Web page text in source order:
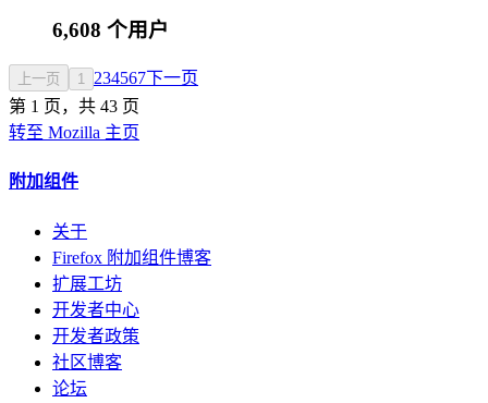
6,608 个用户
上一页 1 234567下一页
第 1 页，共 43 页
转至 Mozilla 主页
附加组件
关于
Firefox 附加组件博客
扩展工坊
开发者中心
开发者政策
社区博客
论坛